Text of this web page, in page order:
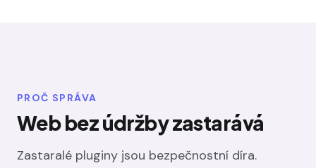
PROČ SPRÁVA
Web bez údržby zastarává
Zastaralé pluginy jsou bezpečnostní díra.